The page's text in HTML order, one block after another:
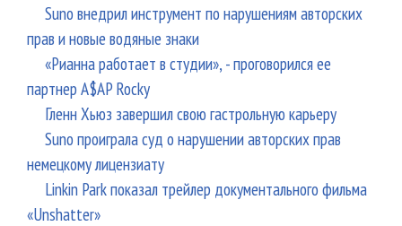
Suno внедрил инструмент по нарушениям авторских
прав и новые водяные знаки
«Рианна работает в студии», - проговорился ее
партнер A$AP Rocky
Гленн Хьюз завершил свою гастрольную карьеру
Suno проиграла суд о нарушении авторских прав
немецкому лицензиату
Linkin Park показал трейлер документального фильма
«Unshatter»